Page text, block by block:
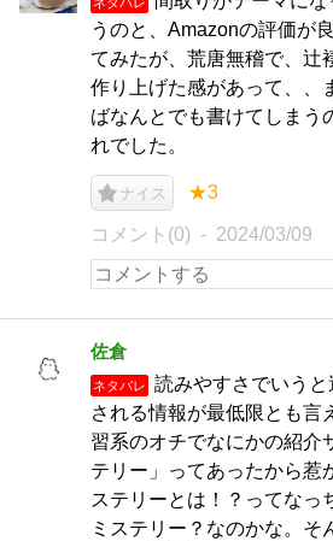
うのと、Amazonの評価が
てみたが、荒唐無稽で、辻
作り上げた感があって、、
ばなんとでも書けてしまう
れでした。
ナイス ★3
コメント(0) 2024/03/09
佐倉
ネタバレ
読みやすさでいう
される情報が最低限とも言
習系のオチでなにかの紹介
テリー」ってあったから惹
ステリーとは！？ってなっ
ミステリー？なのかな。そ